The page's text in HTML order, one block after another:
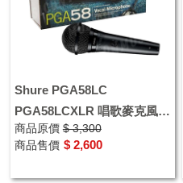
Shure PGA58LC
PGA58LCXLR 唱歌麥克風
人聲麥克風 公司貨
商品原價 $ 3,300
商品售價 $ 2,600